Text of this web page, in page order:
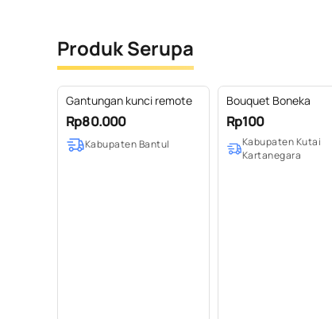
Produk Serupa
Gantungan kunci remote
Rp80.000
Kabupaten Bantul
Bouquet Boneka
Rp100
Kabupaten Kutai
Kartanegara